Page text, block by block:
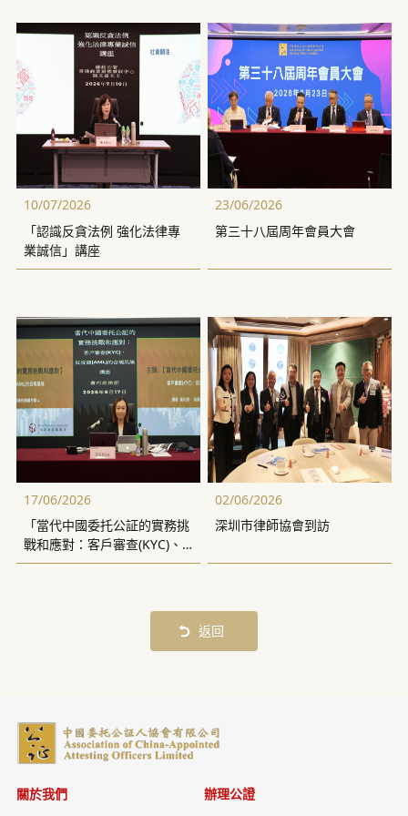
10/07/2026
「認識反貪法例 強化法律專
業誠信」講座
23/06/2026
第三十八屆周年會員大會
17/06/2026
「當代中國委托公証的實務挑
戰和應對：客戶審查(KYC)、
反洗錢(AML)的合規風險」講
02/06/2026
深圳市律師協會到訪
返回
關於我們 辦理公證